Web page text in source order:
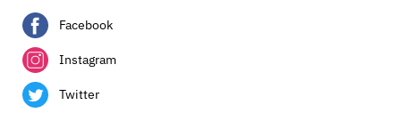
Facebook
Instagram
Twitter